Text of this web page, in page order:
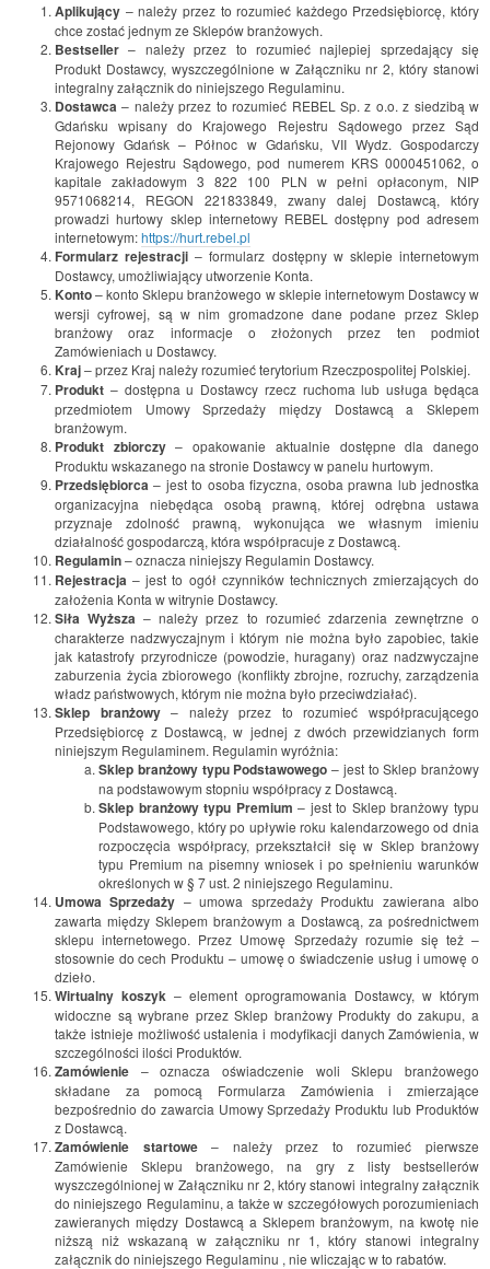
Aplikujący – należy przez to rozumieć każdego Przedsiębiorcę, który
chce zostać jednym ze Sklepów branżowych.
Bestseller – należy przez to rozumieć najlepiej sprzedający się
Produkt Dostawcy, wyszczególnione w Załączniku nr 2, który stanowi
integralny załącznik do niniejszego Regulaminu.
Dostawca – należy przez to rozumieć REBEL Sp. z o.o. z siedzibą w
Gdańsku wpisany do Krajowego Rejestru Sądowego przez Sąd
Rejonowy Gdańsk – Północ w Gdańsku, VII Wydz. Gospodarczy
Krajowego Rejestru Sądowego, pod numerem KRS 0000451062, o
kapitale zakładowym 3 822 100 PLN w pełni opłaconym, NIP
9571068214, REGON 221833849, zwany dalej Dostawcą, który
prowadzi hurtowy sklep internetowy REBEL dostępny pod adresem
internetowym:https://hurt.rebel.pl
Formularz rejestracji – formularz dostępny w sklepie internetowym
Dostawcy, umożliwiający utworzenie Konta.
Konto– konto Sklepu branżowego w sklepie internetowym Dostawcy w
wersji cyfrowej, są w nim gromadzone dane podane przez Sklep
branżowy oraz informacje o złożonych przez ten podmiot
Zamówieniach u Dostawcy.
Kraj– przez Kraj należy rozumieć terytorium Rzeczpospolitej Polskiej.
Produkt – dostępna u Dostawcy rzecz ruchoma lub usługa będąca
przedmiotem Umowy Sprzedaży między Dostawcą a Sklepem
branżowym.
Produkt zbiorczy– opakowanie aktualnie dostępne dla danego
Produktu wskazanego na stronie Dostawcy w panelu hurtowym.
Przedsiębiorca – jest to osoba fizyczna, osoba prawna lub jednostka
organizacyjna niebędąca osobą prawną, której odrębna ustawa
przyznaje zdolność prawną, wykonująca we własnym imieniu
działalność gospodarczą, która współpracuje z Dostawcą.
Regulamin– oznacza niniejszy Regulamin Dostawcy.
Rejestracja – jest to ogół czynników technicznych zmierzających do
założenia Konta w witrynie Dostawcy.
Siła Wyższa – należy przez to rozumieć zdarzenia zewnętrzne o
charakterze nadzwyczajnym i którym nie można było zapobiec, takie
jak katastrofy przyrodnicze (powodzie, huragany) oraz nadzwyczajne
zaburzenia życia zbiorowego (konflikty zbrojne, rozruchy, zarządzenia
władz państwowych, którym nie można było przeciwdziałać).
Sklep branżowy– należy przez to rozumieć współpracującego
Przedsiębiorcę z Dostawcą, w jednej z dwóch przewidzianych form
niniejszym Regulaminem. Regulamin wyróżnia:
Sklep branżowy typu Podstawowego – jest to Sklep branżowy
na podstawowym stopniu współpracy z Dostawcą.
Sklep branżowy typu Premium – jest to Sklep branżowy typu
Podstawowego, który po upływie roku kalendarzowego od dnia
rozpoczęcia współpracy, przekształcił się w Sklep branżowy
typu Premium na pisemny wniosek i po spełnieniu warunków
określonych w § 7 ust. 2 niniejszego Regulaminu.
Umowa Sprzedaży – umowa sprzedaży Produktu zawierana albo
zawarta między Sklepem branżowym a Dostawcą, za pośrednictwem
sklepu internetowego. Przez Umowę Sprzedaży rozumie się też –
stosownie do cech Produktu – umowę o świadczenie usług i umowę o
dzieło.
Wirtualny koszyk – element oprogramowania Dostawcy, w którym
widoczne są wybrane przez Sklep branżowy Produkty do zakupu, a
także istnieje możliwość ustalenia i modyfikacji danych Zamówienia, w
szczególności ilości Produktów.
Zamówienie – oznacza oświadczenie woli Sklepu branżowego
składane za pomocą Formularza Zamówienia i zmierzające
bezpośrednio do zawarcia Umowy Sprzedaży Produktu lub Produktów
z Dostawcą.
Zamówienie startowe– należy przez to rozumieć pierwsze
Zamówienie Sklepu branżowego, na gry z listy bestsellerów
wyszczególnionej w Załączniku nr 2, który stanowi integralny załącznik
do niniejszego Regulaminu, a także w szczegółowych porozumieniach
zawieranych między Dostawcą a Sklepem branżowym, na kwotę nie
niższą niż wskazaną w załączniku nr 1, który stanowi integralny
załącznik do niniejszego Regulaminu , nie wliczając w to rabatów.